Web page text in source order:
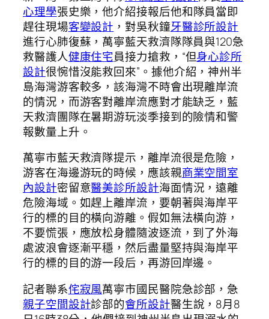
心理學張史樂，他介紹接報后他和隊員當即
趕往現場客變設計 ，對吳秋鐘牙醫診所設計
進行心肺復蘇，萬寧藍天救濟隊隊員與120急
救醫護人健康住宅員接力搶救，“但身心診所
設計很惋惜沒能救回來”。據他介紹，神州半
島海灣游客較多，該海灣不時會出現離岸流
的情況，而游客對離岸流應對才能缺乏，藍
天救濟團隊在暑期游玩淡季接到的險情和警
報數量上升。
萬寧市藍天救濟隊提示，離岸流很是危險，
游客在海邊游玩的時候，應該親商業空間室
內設計密留意醫美診所設計海面情況，遠離
危險海域。如趕上離岸流，要朝著與海岸平
行的標的目的橫向游離。假如無法橫向游，
不要慌張，應放松身體隨波逐流，到了外海
處波浪會逐漸平穩，然后盡量堅持與海岸平
行的標的目的游一段后，再游回岸邊。
記者聯系侘寂風萬寧市國民醫院急診部，急
親子空間設計診部的會所設計醫生說，8月8